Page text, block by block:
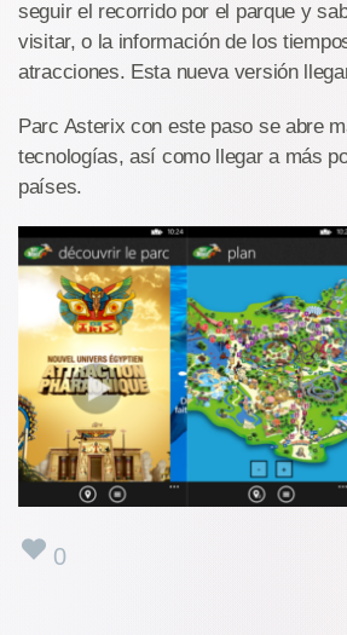
seguir el recorrido por el parque y
visitar, o la información de los
atracciones. Esta nueva versión
Parc Asterix con este paso se abre
tecnologías, así como llegar a más
países.
0